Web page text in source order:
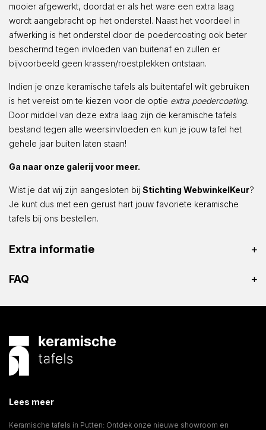
mooier afgewerkt, doordat er als het ware een extra laag
wordt aangebracht op het onderstel. Naast het voordeel in
afwerking is het onderstel door de poedercoating ook beter
beschermd tegen invloeden van buitenaf en zullen er
bijvoorbeeld geen krassen/roestplekken ontstaan.
Indien je onze keramische tafels als buitentafel wilt gebruiken
is het vereist om te kiezen voor de optie extra poedercoating.
Door middel van deze extra laag zijn de keramische tafels
bestand tegen alle weersinvloeden en kun je jouw tafel het
gehele jaar buiten laten staan!
Ga naar onze galerij voor meer.
Wist je dat wij zijn aangesloten bij Stichting WebwinkelKeur?
Je kunt dus met een gerust hart jouw favoriete keramische
tafels bij ons bestellen.
Extra informatie
FAQ
Lees meer
Keramische tafels in Putten: Ontdek onze nieuwe showroom en